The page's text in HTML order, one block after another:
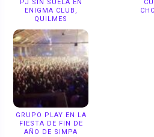
PJ SIN SUELA EN
ENIGMA CLUB,
QUILMES
GRUPO PLAY EN LA
FIESTA DE FIN DE
AÑO DE SIMPA